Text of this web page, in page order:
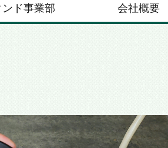
ド事業部 会社概要